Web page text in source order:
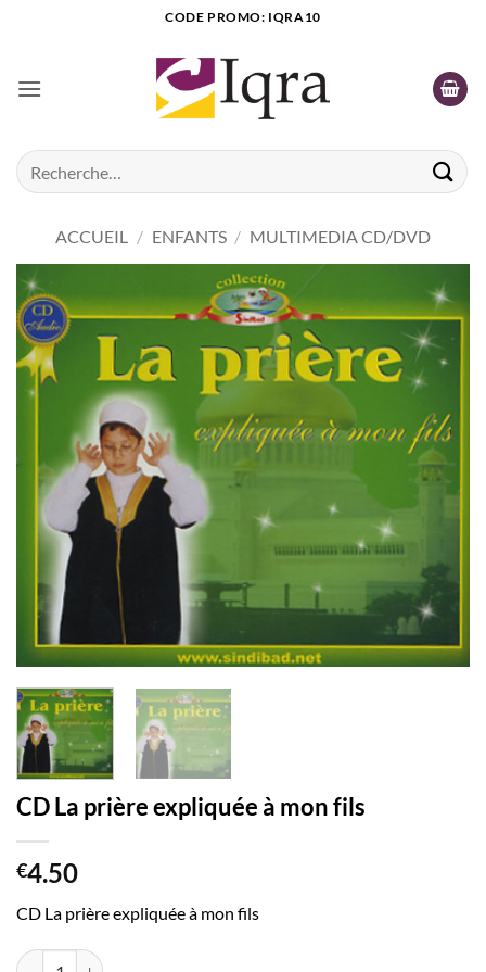
CODE PROMO: IQRA10
Recherche
pour :
ACCUEIL / ENFANTS / MULTIMEDIA CD/DVD
CD La prière expliquée à mon fils
€4.50
CD La prière expliquée à mon fils
quantité de CD La prière expliquée à mon fils